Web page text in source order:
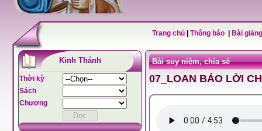
Trang chủ Thông báo Bài
Kinh Thánh
Thời kỳ
Sách
Chương
Bài suy niệm, chia sẻ
07_LOAN BÁO LỜI